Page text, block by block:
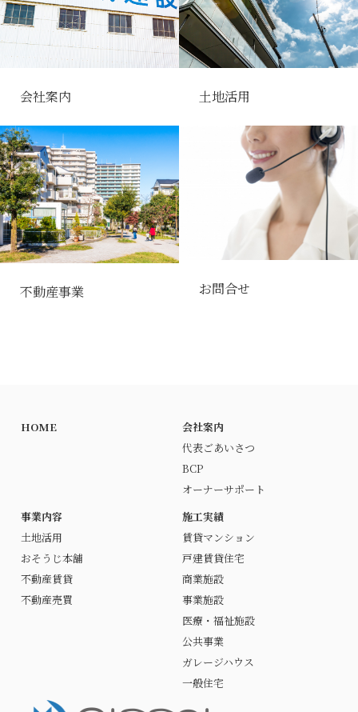
会社案内 土地活用
不動産事業 お問合せ
HOME
会社案内
代表ごあいさつ
BCP
オーナーサポート
事業内容
土地活用
おそうじ本舗
不動産賃貸
不動産売買
施工実績
賃貸マンション
戸建賃貸住宅
商業施設
事業施設
医療・福祉施設
公共事業
ガレージハウス
一般住宅